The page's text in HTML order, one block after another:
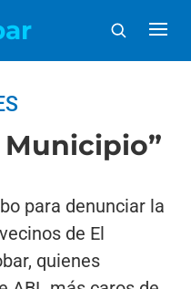
Municipio”
para denunciar la
de El
quienes